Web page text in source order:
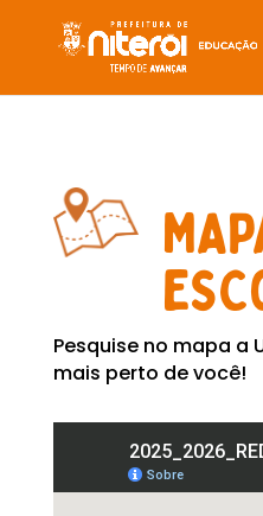
Pesquise no mapa a
mais perto de você!